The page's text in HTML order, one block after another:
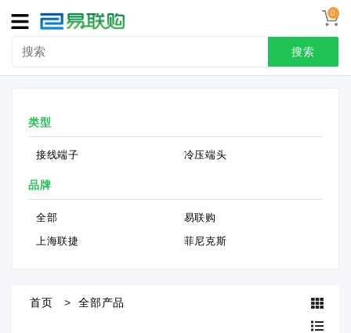
0
搜索
导
航
接线端子
冷压端头
联系我们
用户中心
类型
接线端子 冷压端头
品牌
全部
易联购
上海联捷
菲尼克斯
首页 全部产品